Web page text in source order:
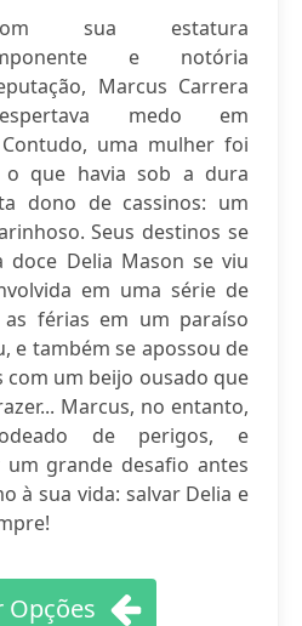
sua estatura
e notória
Marcus Carrera
medo em
uma mulher foi
o que havia sob a dura
dono de cassinos: um
Seus destinos se
doce Delia Mason se viu
em uma série de
férias em um paraíso
e também se apossou de
um beijo ousado que
Marcus, no entanto,
de perigos, e
grande desafio antes
à sua vida: salvar Delia e
Opções